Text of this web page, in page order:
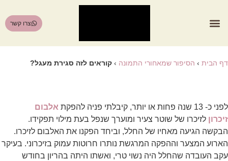
צרו קשר
דף הבית › הסיפור שמאחורי התמונה › קוראים לזה סגירת מעגל?
לפני כ- 13 שנה פחות או יותר, קיבלתי פניה להפקת
אלבום
זיכרון לזיכרו של שוטר צעיר ומוערך שנפל בעת מילוי תפקידו.
הבקשה הגיעה מאחיו של החלל, וביחד הפקנו את האלבום לזיכרו.
הארוע המצער וההפקה המרגשת נותרו חרוטות עמוק בזיכרוני. בעיקר
עקב העובדה שהחלל היה נשוי טרי, ואשתו היתה בהריון בחודש